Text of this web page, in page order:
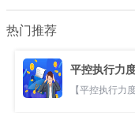
热门推荐
平控执行力